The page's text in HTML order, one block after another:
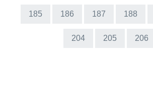
185 186 187 188
204 205 206